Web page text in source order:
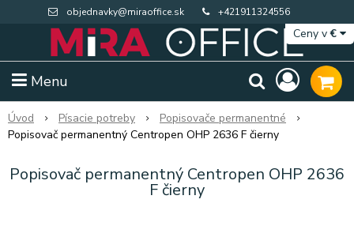
objednavky@miraoffice.sk +421911324556
Menu
Ceny v€
Úvod Písacie potreby
Popisovače permanentné
Popisovač permanentný Centropen OHP 2636 F čierny
Popisovač permanentný Centropen OHP 2636
F čierny